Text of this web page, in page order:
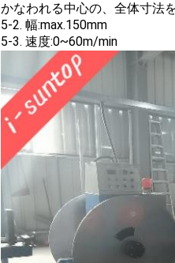
かなわれる中心の、全体寸法
5-2. 幅:max.150mm
5-3. 速度:0~60m/min